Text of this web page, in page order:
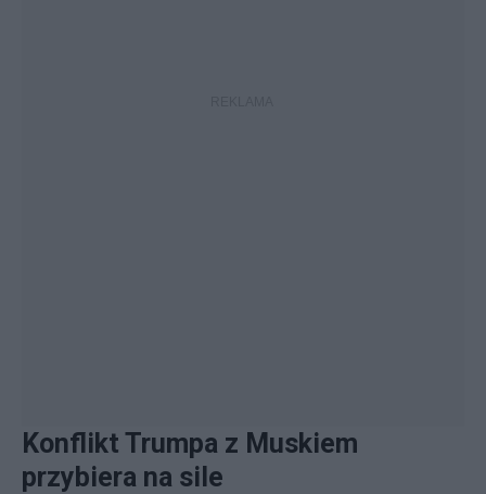
Konflikt Trumpa z Muskiem
przybiera na sile